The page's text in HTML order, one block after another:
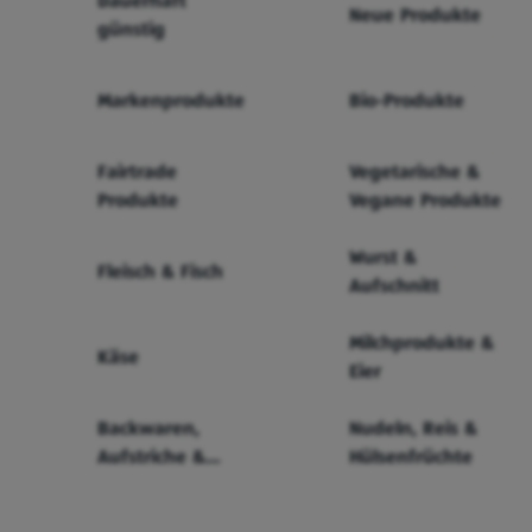
günstig
Neue Produkte
Markenprodukte Bio-Produkte
Fairtrade
Produkte
Vegetarische &
Vegane Produkte
Fleisch & Fisch
Wurst &
Aufschnitt
Käse
Milchprodukte &
Eier
Backwaren,
Aufstriche &
Nudeln, Reis &
Hülsenfrüchte